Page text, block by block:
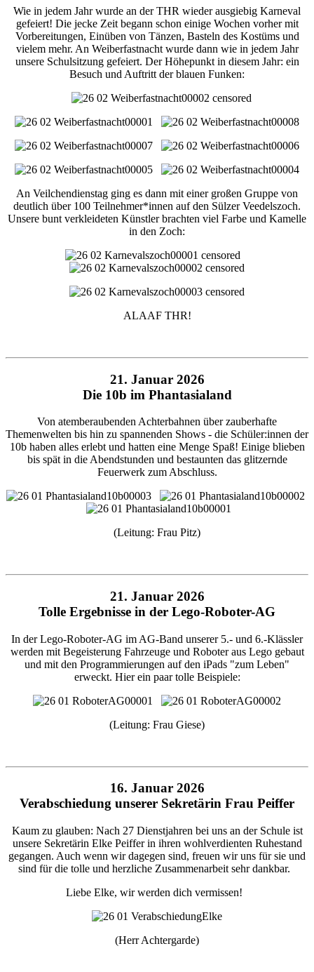
Wie in jedem Jahr wurde an der THR wieder ausgiebig Karneval
gefeiert! Die jecke Zeit begann schon einige Wochen vorher mit
Vorbereitungen, Einüben von Tänzen, Basteln des Kostüms und
vielem mehr. An Weiberfastnacht wurde dann wie in jedem Jahr
unsere Schulsitzung gefeiert. Der Höhepunkt in diesem Jahr: ein
Besuch und Auftritt der blauen Funken:
An Veilchendienstag ging es dann mit einer großen Gruppe von
deutlich über 100 Teilnehmer*innen auf den Sülzer Veedelszoch.
Unsere bunt verkleideten Künstler brachten viel Farbe und Kamelle
in den Zoch:
ALAAF THR!
21. Januar 2026
Die 10b im Phantasialand
Von atemberaubenden Achterbahnen über zauberhafte
Themenwelten bis hin zu spannenden Shows - die Schüler:innen der
10b haben alles erlebt und hatten eine Menge Spaß! Einige blieben
bis spät in die Abendstunden und bestaunten das glitzernde
Feuerwerk zum Abschluss.
(Leitung: Frau Pitz)
21. Januar 2026
Tolle Ergebnisse in der Lego-Roboter-AG
In der Lego-Roboter-AG im AG-Band unserer 5.- und 6.-Klässler
werden mit Begeisterung Fahrzeuge und Roboter aus Lego gebaut
und mit den Programmierungen auf den iPads "zum Leben"
erweckt. Hier ein paar tolle Beispiele:
(Leitung: Frau Giese)
16. Januar 2026
Verabschiedung unserer Sekretärin Frau Peiffer
Kaum zu glauben: Nach 27 Dienstjahren bei uns an der Schule ist
unsere Sekretärin Elke Peiffer in ihren wohlverdienten Ruhestand
gegangen. Auch wenn wir dagegen sind, freuen wir uns für sie und
sind für die tolle und herzliche Zusammenarbeit sehr dankbar.
Liebe Elke, wir werden dich vermissen!
(Herr Achtergarde)